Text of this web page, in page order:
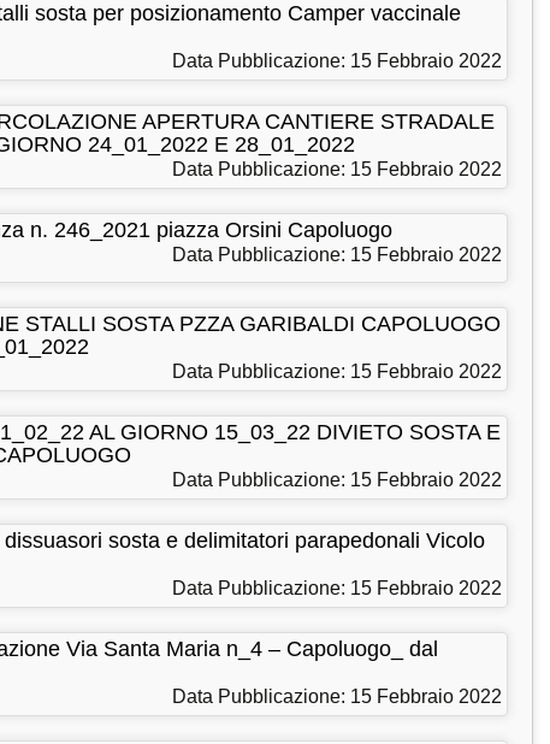
sosta per posizionamento Camper vaccinale
Data Pubblicazione: 15 Febbraio 2022
APERTURA CANTIERE STRADALE
24_01_2022 E 28_01_2022
Data Pubblicazione: 15 Febbraio 2022
n. 246_2021 piazza Orsini Capoluogo
Data Pubblicazione: 15 Febbraio 2022
STALLI SOSTA PZZA GARIBALDI CAPOLUOGO
Data Pubblicazione: 15 Febbraio 2022
AL GIORNO 15_03_22 DIVIETO SOSTA E
Data Pubblicazione: 15 Febbraio 2022
sosta e delimitatori parapedonali Vicolo
Data Pubblicazione: 15 Febbraio 2022
Via Santa Maria n_4 – Capoluogo_ dal
Data Pubblicazione: 15 Febbraio 2022